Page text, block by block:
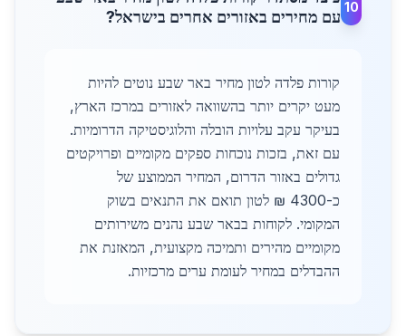
10
עם מחירים באזורים אחרים בישראל?
קורות פלדה לטון מחיר באר שבע נוטים להיות
מעט יקרים יותר בהשוואה לאזורים במרכז הארץ,
בעיקר עקב עלויות הובלה והלוגיסטיקה הדרומיות.
עם זאת, בזכות נוכחות ספקים מקומיים ופרויקטים
גדולים באזור הדרום, המחיר הממוצע של
כ-4300 ₪ לטון תואם את התנאים בשוק
המקומי. לקוחות בבאר שבע נהנים משירותים
מקומיים מהירים ותמיכה מקצועית, המאזנת את
ההבדלים במחיר לעומת ערים מרכזיות.